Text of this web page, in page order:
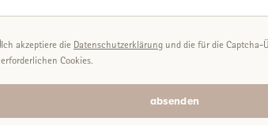
Ich akzeptiere die Datenschutzerklärung und die für die Captcha-
erforderlichen Cookies.
absenden